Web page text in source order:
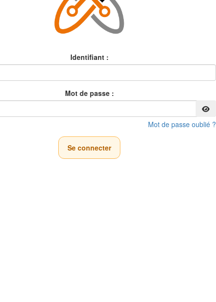
Identifiant :
Mot de passe :
Mot de passe oublié ?